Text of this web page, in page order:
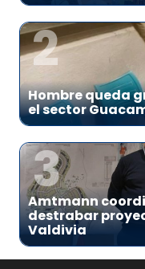
2
Hombre queda
el sector
3
Amtmann
destrabar
Valdivia